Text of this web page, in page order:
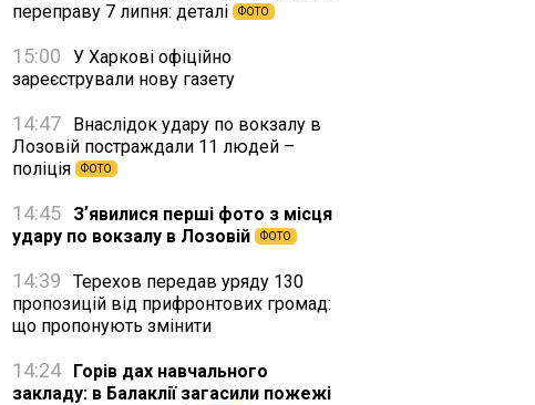
переправу 7 липня: деталі
ФОТО
15:00
У Харкові офіційно
зареєстрували нову газету
14:47
Внаслідок удару по вокзалу в
Лозовій постраждали 11 людей –
поліція
ФОТО
14:45
Зʼявилися перші фото з місця
удару по вокзалу в Лозовій
ФОТО
14:39
Терехов передав уряду 130
пропозицій від прифронтових громад:
що пропонують змінити
14:24
Горів дах навчального
закладу: в Балаклії загасили пожежі